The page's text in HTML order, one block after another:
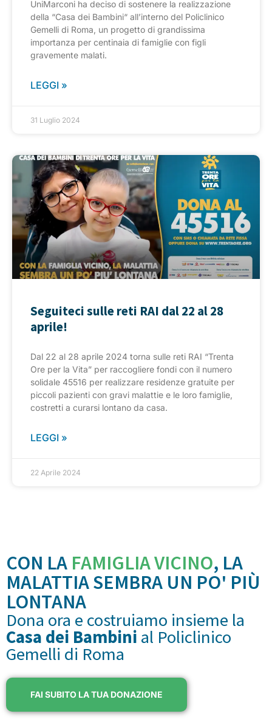
UniMarconi ha deciso di sostenere la realizzazione
della “Casa dei Bambini“ all’interno del Policlinico
Gemelli di Roma, un progetto di grandissima
importanza per centinaia di famiglie con figli
gravemente malati.
LEGGI »
31 Luglio 2024
Seguiteci sulle reti RAI dal 22 al 28
aprile!
Dal 22 al 28 aprile 2024 torna sulle reti RAI “Trenta
Ore per la Vita” per raccogliere fondi con il numero
solidale 45516 per realizzare residenze gratuite per
piccoli pazienti con gravi malattie e le loro famiglie,
costretti a curarsi lontano da casa.
LEGGI »
22 Aprile 2024
CON LA FAMIGLIA VICINO, LA
MALATTIA SEMBRA UN PO' PIÙ
LONTANA
Dona ora e costruiamo insieme la
Casa dei Bambini al Policlinico
Gemelli di Roma
FAI SUBITO LA TUA DONAZIONE